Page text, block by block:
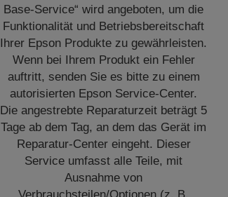
Base-Service“ wird angeboten, um die
Funktionalität und Betriebsbereitschaft
Ihrer Epson Produkte zu gewährleisten.
Wenn bei Ihrem Produkt ein Fehler
auftritt, senden Sie es bitte zu einem
autorisierten Epson Service-Center.
Die angestrebte Reparaturzeit beträgt 5
Tage ab dem Tag, an dem das Gerät im
Reparatur-Center eingeht. Dieser
Service umfasst alle Teile, mit
Ausnahme von